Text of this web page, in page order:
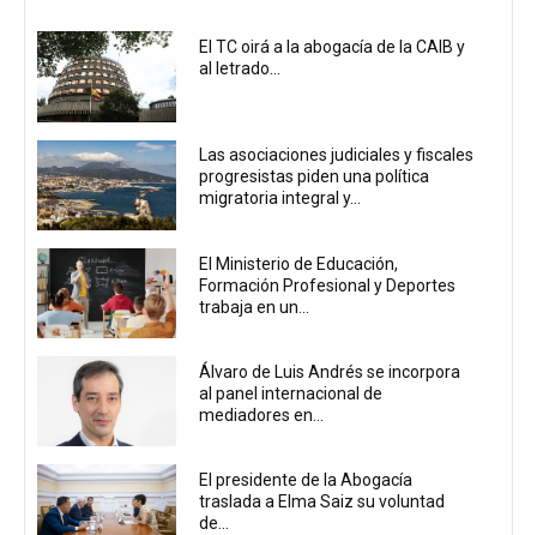
El TC oirá a la abogacía de la CAIB y
al letrado...
Las asociaciones judiciales y fiscales
progresistas piden una política
migratoria integral y...
El Ministerio de Educación,
Formación Profesional y Deportes
trabaja en un...
Álvaro de Luis Andrés se incorpora
al panel internacional de
mediadores en...
El presidente de la Abogacía
traslada a Elma Saiz su voluntad
de...